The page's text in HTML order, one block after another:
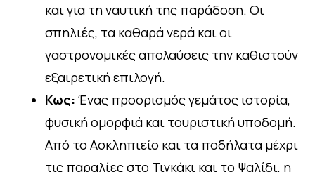
και για τη ναυτική της παράδοση. Οι
σπηλιές, τα καθαρά νερά και οι
γαστρονομικές απολαύσεις την καθιστούν
εξαιρετική επιλογή.
Κως: Ένας προορισμός γεμάτος ιστορία,
φυσική ομορφιά και τουριστική υποδομή.
Από το Ασκληπιείο και τα ποδήλατα μέχρι
τις παραλίες στο Τιγκάκι και το Ψαλίδι, η